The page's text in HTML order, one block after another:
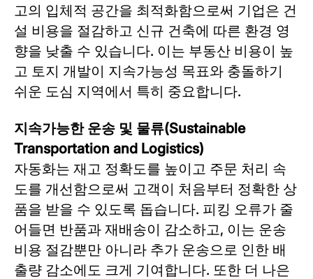
고의 입체적 공간을 최적화함으로써 기업은 건
설 비용을 절감하고 신규 건축에 따른 환경 영
향을 낮출 수 있습니다. 이는 부동산 비용이 높
고 토지 개발이 지속가능성 목표와 충돌하기
쉬운 도심 지역에서 특히 중요합니다.
지속가능한 운송 및 물류(Sustainable
Transportation and Logistics)
자동화는 재고 정확도를 높이고 주문 처리 속
도를 개선함으로써 고객이 처음부터 정확한 상
품을 받을 수 있도록 돕습니다. 피킹 오류가 줄
어들면 반품과 재배송이 감소하고, 이는 운송
비용 절감뿐만 아니라 추가 운송으로 인한 배
출량 감소에도 크게 기여합니다. 또한 더 나은